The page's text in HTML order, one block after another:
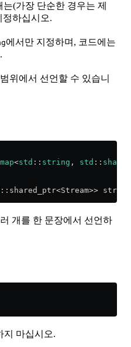
는(가장 단순한 경우는 제
정하십시오.
에서만 지정하며, 코드에는
위에서 선언할 수 있습니
map<std :: string , std ::
::shared_ptr<Stream>>
개를 한 문장에서 선언하
지 마십시오.